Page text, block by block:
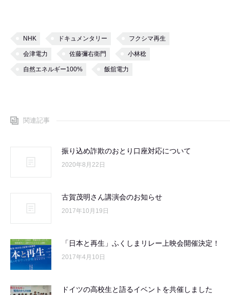
NHK ドキュメンタリー フクシマ再生
会津電力 佐藤彌右衛門 小林稔
自然エネルギー100% 飯舘電力
関連記事
振り込め詐欺のおとり口座対応について
2020年8月22日
古賀茂明さん講演会のお知らせ
2017年10月19日
「日本と再生」ふくしまリレー上映会開催決定！
2017年4月10日
ドイツの高校生と語るイベントを共催しました